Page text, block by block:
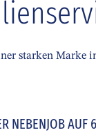
starken Marke
NEBENJOB AUF